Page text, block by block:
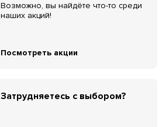
Возможно, вы найдёте что-то среди
наших акций!
Посмотреть акции
Затрудняетесь с выбором?